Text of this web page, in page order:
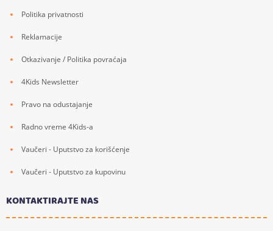
Politika privatnosti
Reklamacije
Otkazivanje / Politika povraćaja
4Kids Newsletter
Pravo na odustajanje
Radno vreme 4Kids-a
Vaučeri - Uputstvo za korišćenje
Vaučeri - Uputstvo za kupovinu
KONTAKTIRAJTE NAS